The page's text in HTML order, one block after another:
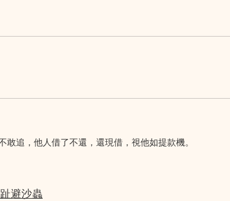
追，他人借了不還，還現借，視他如提款機。
避沙蟲